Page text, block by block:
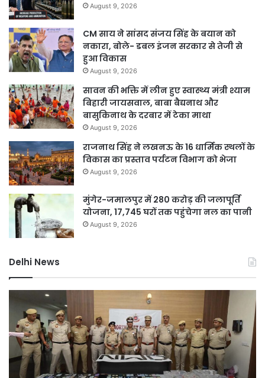
August 9, 2026
CM साय ने सांसद संजय सिंह के बयान को
नकारा, बोले- डबल इंजन सरकार से तेजी से
हुआ विकास
August 9, 2026
सावन की भक्ति में लीन हुए स्वास्थ्य मंत्री श्याम
बिहारी जायसवाल, बाबा बैद्यनाथ और
बासुकिनाथ के दरबार में टेका माथा
August 9, 2026
राजनाथ सिंह ने लखनऊ के 16 धार्मिक स्थलों के
विकास का प्रस्ताव पर्यटन विभाग को भेजा
August 9, 2026
मुंगेर-जमालपुर में 280 करोड़ की जलापूर्ति
योजना, 17,745 घरों तक पहुंचेगा नल का पानी
August 9, 2026
Delhi News
ऑपरेशन
प्रहार,
72